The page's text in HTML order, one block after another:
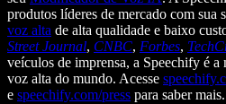
produtos líderes de mercado com sua
voz alta de alta qualidade e baixo
Street Journal, CNBC, Forbes,
veículos de imprensa, a Speechify é
voz alta do mundo. Acesse
e speechify.com/press para saber mais.